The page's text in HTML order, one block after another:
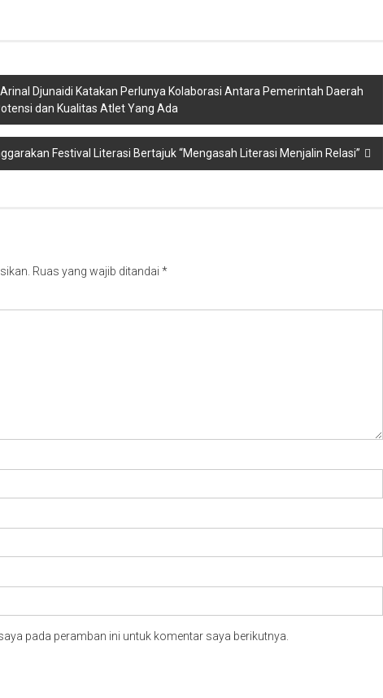
Djunaidi Katakan Perlunya Kolaborasi Antara Pemerintah Daerah
dan Kualitas Atlet Yang Ada
Festival Literasi Bertajuk “Mengasah Literasi Menjalin Relasi”
Ruas yang wajib ditandai *
pada peramban ini untuk komentar saya berikutnya.